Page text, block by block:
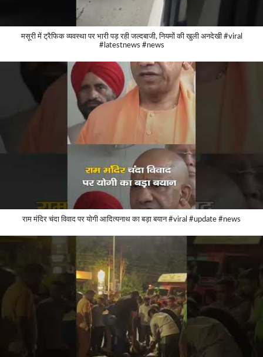
मसूरी में ट्रैफिक व्यवस्था पर भारी पड़ रही जल्दबाजी, नियमों की खुली अनदेखी #viral
#latestnews #news
राम मंदिर चंदा विवाद पर योगी आदित्यनाथ का बड़ा बयान #viral #update #news